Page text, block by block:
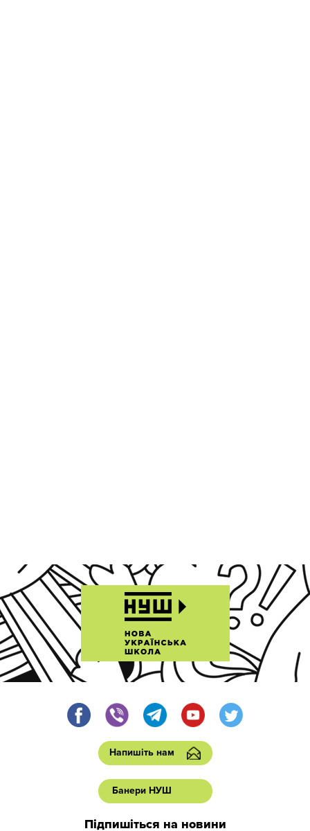
Напишіть нам
Банери НУШ
Підпишіться на новини